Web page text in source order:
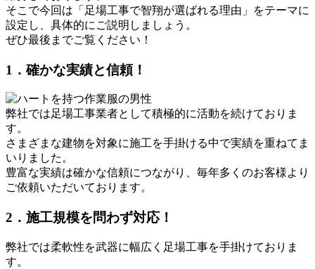
そこで今回は「足場工事で智翔が選ばれる理由」をテーマに
設定し、具体的にご説明しましょう。
ぜひ最後までご覧ください！
1．確かな実績と信頼！
弊社では足場工事業者として積極的に活動を続けておりま
す。
さまざまな建物を対象に施工を手掛ける中で実績を重ねてま
いりました。
豊富な実績は確かな信頼につながり、毎年多くのお客様より
ご依頼いただいております。
2．施工規模を問わず対応！
弊社では柔軟性を武器に幅広く足場工事を手掛けておりま
す。